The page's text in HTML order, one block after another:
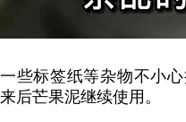
一些标签纸等杂物不小
来后芒果泥继续使用。